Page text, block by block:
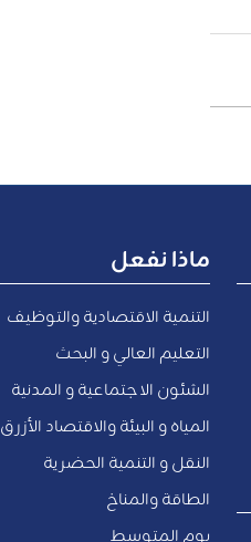
ماذا نفعل
التنمية الاقتصادية والتوظيف
التعليم العالي و البحث
الشئون الاجتماعية و المدنية
المياه و البيئة والاقتصاد الأزرق
النقل و التنمية الحضرية
الطاقة والمناخ
يوم المتوسط